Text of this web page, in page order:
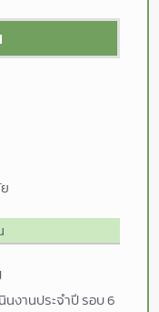
งานประจำปี รอบ 6